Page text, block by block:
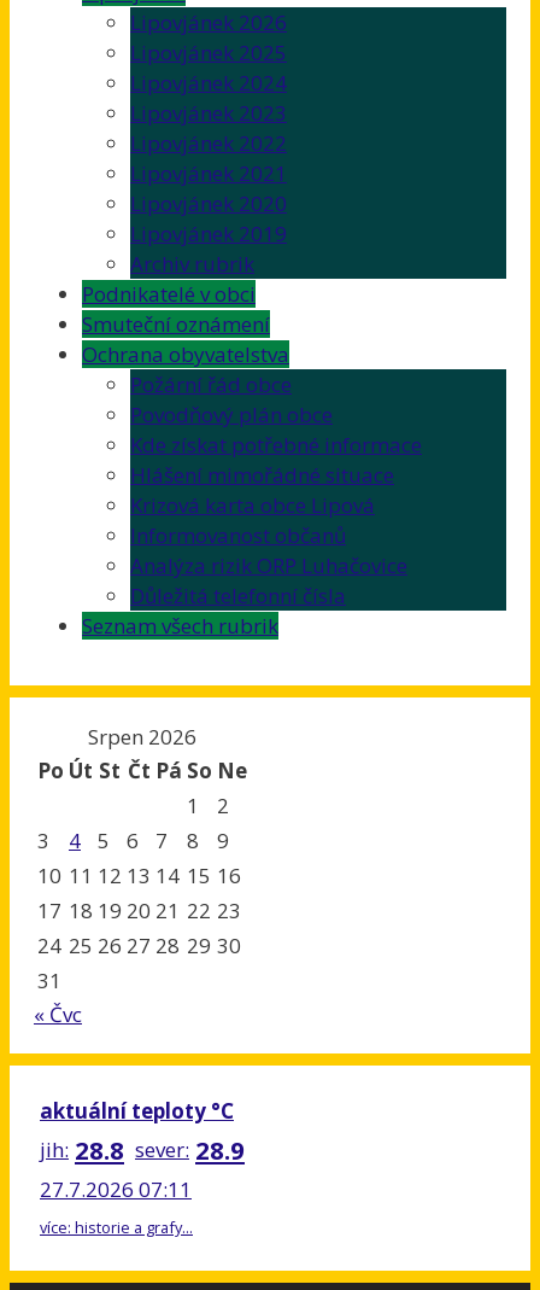
Lipovjánek 2026
Lipovjánek 2025
Lipovjánek 2024
Lipovjánek 2023
Lipovjánek 2022
Lipovjánek 2021
Lipovjánek 2020
Lipovjánek 2019
Archiv rubrik
Podnikatelé v obci
Smuteční oznámení
Ochrana obyvatelstva
Požární řád obce
Povodňový plán obce
Kde získat potřebné informace
Hlášení mimořádné situace
Krizová karta obce Lipová
Informovanost občanů
Analýza rizik ORP Luhačovice
Důležitá telefonní čísla
Seznam všech rubrik
Srpen 2026
Po Út St Čt Pá So Ne
1
2
3
4 5 6 7 8
9
10 11 12 13 14 15 16
17 18 19 20 21 22 23
24 25 26 27 28 29 30
31
« Čvc
aktuální teploty °C
jih: 28.8 sever: 28.9
27.7.2026 07:11
více: historie a grafy...